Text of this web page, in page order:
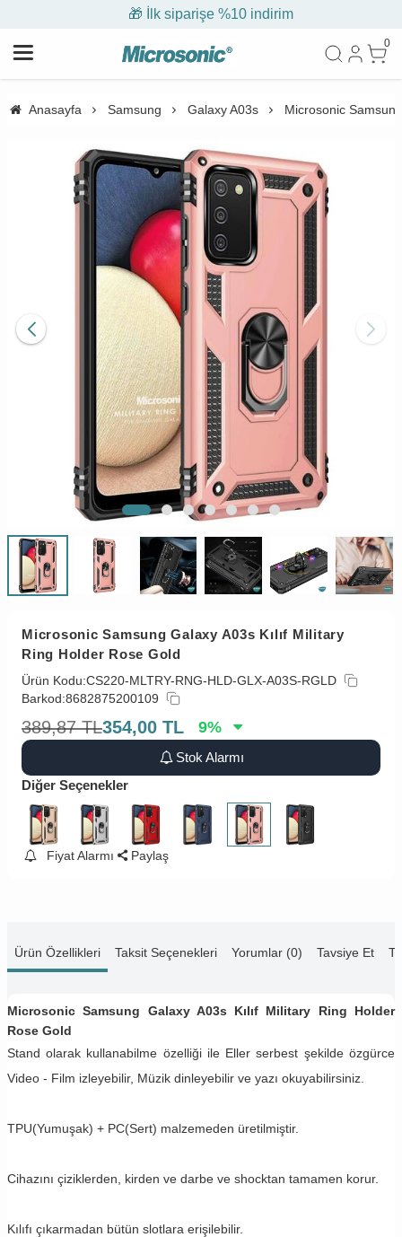
🎁 İlk siparişe %10 indirim
0
Anasayfa Samsung Galaxy A03s Microsonic
Microsonic Samsung Galaxy A03s Kılıf Military
Ring Holder Rose Gold
Ürün Kodu:CS220-MLTRY-RNG-HLD-GLX-A03S-RGLD
Barkod:8682875200109
389,87 TL354,00 TL 9%
Stok Alarmı
Diğer Seçenekler
Fiyat Alarmı Paylaş
Ürün Özellikleri Taksit Seçenekleri Yorumlar (0) Tavsiye Et
Microsonic Samsung Galaxy A03s Kılıf Military Ring Holder
Rose Gold
Stand olarak kullanabilme özelliği ile Eller serbest şekilde özgürce
Video - Film izleyebilir, Müzik dinleyebilir ve yazı okuyabilirsiniz.
TPU(Yumuşak) + PC(Sert) malzemeden üretilmiştir.
Cihazını çiziklerden, kirden ve darbe ve shocktan tamamen korur.
Kılıfı çıkarmadan bütün slotlara erişilebilir.